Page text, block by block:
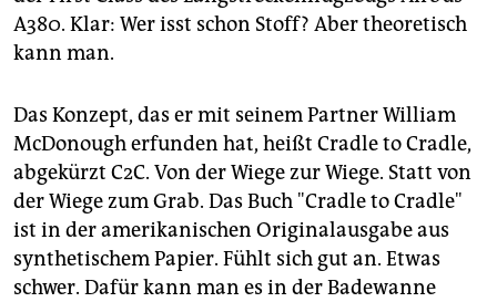
A380. Klar: Wer isst schon Stoff? Aber theoretisch
kann man.
Das Konzept, das er mit seinem Partner William
McDonough erfunden hat, heißt Cradle to Cradle,
abgekürzt C2C. Von der Wiege zur Wiege. Statt von
der Wiege zum Grab. Das Buch "Cradle to Cradle"
ist in der amerikanischen Originalausgabe aus
synthetischem Papier. Fühlt sich gut an. Etwas
schwer. Dafür kann man es in der Badewanne